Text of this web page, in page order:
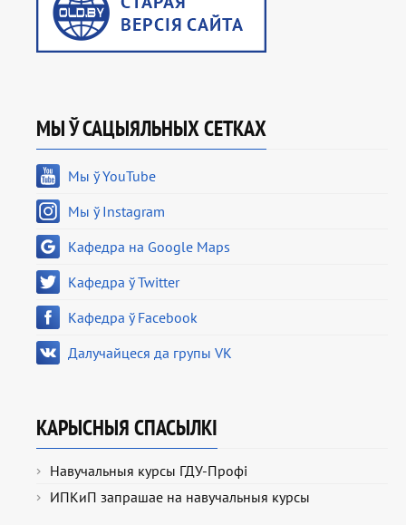
МЫ Ў САЦЫЯЛЬНЫХ СЕТКАХ
Мы ў YouTube
Мы ў Instagram
Кафедра на Google Maps
Кафедра ў Twitter
Кафедра ў Facebook
Далучайцеся да групы VK
КАРЫСНЫЯ СПАСЫЛКІ
Навучальныя курсы ГДУ-Профі
ИПКиП запрашае на навучальныя курсы